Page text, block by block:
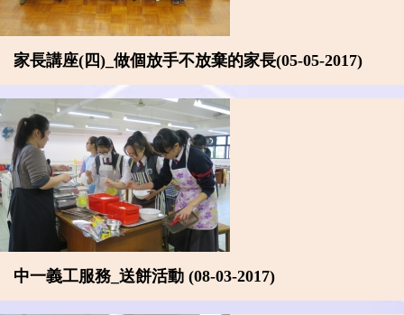
家長講座(四)_做個放手不放棄的家長(05-05-2017)
中一義工服務_送餅活動 (08-03-2017)